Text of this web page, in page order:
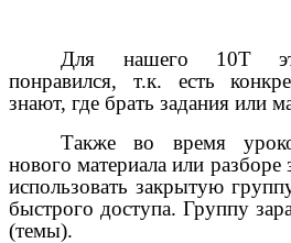
Для нашего 10Т
понравился, т.к. есть
знают, где брать задания или
Также во время
нового материала или
использовать закрытую
быстрого доступа. Группу
(темы).